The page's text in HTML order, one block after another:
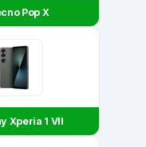
Pop X
Xperia 1 VII